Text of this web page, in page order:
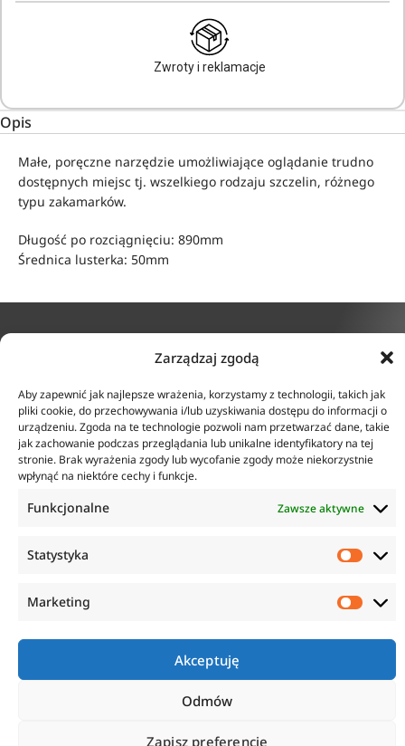
Zarządzaj zgodą
Aby zapewnić jak najlepsze wrażenia, korzystamy z technologii, takich jak
pliki cookie, do przechowywania i/lub uzyskiwania dostępu do informacji o
urządzeniu. Zgoda na te technologie pozwoli nam przetwarzać dane, takie
jak zachowanie podczas przeglądania lub unikalne identyfikatory na tej
stronie. Brak wyrażenia zgody lub wycofanie zgody może niekorzystnie
wpłynąć na niektóre cechy i funkcje.
Funkcjonalne Zawsze aktywne
Statystyka
Marketing
Akceptuję
Odmów
Zapisz preferencje
Zwroty i reklamacje
Opis
Małe, poręczne narzędzie umożliwiające oglądanie trudno
dostępnych miejsc tj. wszelkiego rodzaju szczelin, różnego
typu zakamarków.
Długość po rozciągnięciu: 890mm
Średnica lusterka: 50mm
ul. Tarcice 11, 80-718
Gdańsk
+48 58 342 24 15
Biuro czynne w godzinach
8:00-16:00
sklep@anticorr.pl
INFORMACJE
O firmie
Regulamin
Polityka prywatności
Płatność i dostawa
Copyright © 2023 Anticorr. Wszystkie prawa zastrzeżone.
Wykonanie:Netidea.pl